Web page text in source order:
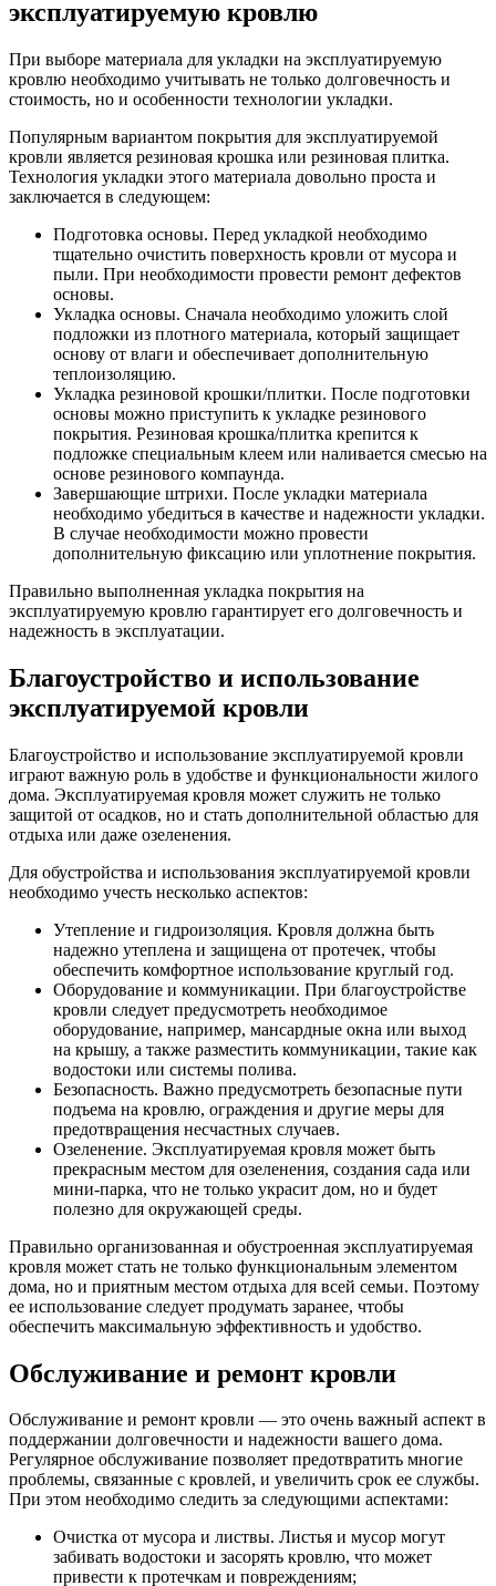
эксплуатируемую кровлю
При выборе материала для укладки на эксплуатируемую
кровлю необходимо учитывать не только долговечность и
стоимость, но и особенности технологии укладки.
Популярным вариантом покрытия для эксплуатируемой
кровли является резиновая крошка или резиновая плитка.
Технология укладки этого материала довольно проста и
заключается в следующем:
Подготовка основы. Перед укладкой необходимо
тщательно очистить поверхность кровли от мусора и
пыли. При необходимости провести ремонт дефектов
основы.
Укладка основы. Сначала необходимо уложить слой
подложки из плотного материала, который защищает
основу от влаги и обеспечивает дополнительную
теплоизоляцию.
Укладка резиновой крошки/плитки. После подготовки
основы можно приступить к укладке резинового
покрытия. Резиновая крошка/плитка крепится к
подложке специальным клеем или наливается смесью на
основе резинового компаунда.
Завершающие штрихи. После укладки материала
необходимо убедиться в качестве и надежности укладки.
В случае необходимости можно провести
дополнительную фиксацию или уплотнение покрытия.
Правильно выполненная укладка покрытия на
эксплуатируемую кровлю гарантирует его долговечность и
надежность в эксплуатации.
Благоустройство и использование
эксплуатируемой кровли
Благоустройство и использование эксплуатируемой кровли
играют важную роль в удобстве и функциональности жилого
дома. Эксплуатируемая кровля может служить не только
защитой от осадков, но и стать дополнительной областью для
отдыха или даже озеленения.
Для обустройства и использования эксплуатируемой кровли
необходимо учесть несколько аспектов:
Утепление и гидроизоляция. Кровля должна быть
надежно утеплена и защищена от протечек, чтобы
обеспечить комфортное использование круглый год.
Оборудование и коммуникации. При благоустройстве
кровли следует предусмотреть необходимое
оборудование, например, мансардные окна или выход
на крышу, а также разместить коммуникации, такие как
водостоки или системы полива.
Безопасность. Важно предусмотреть безопасные пути
подъема на кровлю, ограждения и другие меры для
предотвращения несчастных случаев.
Озеленение. Эксплуатируемая кровля может быть
прекрасным местом для озеленения, создания сада или
мини-парка, что не только украсит дом, но и будет
полезно для окружающей среды.
Правильно организованная и обустроенная эксплуатируемая
кровля может стать не только функциональным элементом
дома, но и приятным местом отдыха для всей семьи. Поэтому
ее использование следует продумать заранее, чтобы
обеспечить максимальную эффективность и удобство.
Обслуживание и ремонт кровли
Обслуживание и ремонт кровли — это очень важный аспект в
поддержании долговечности и надежности вашего дома.
Регулярное обслуживание позволяет предотвратить многие
проблемы, связанные с кровлей, и увеличить срок ее службы.
При этом необходимо следить за следующими аспектами:
Очистка от мусора и листвы. Листья и мусор могут
забивать водостоки и засорять кровлю, что может
привести к протечкам и повреждениям;